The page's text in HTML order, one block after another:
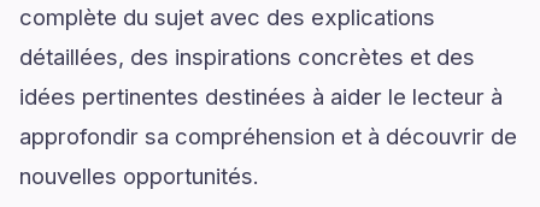
complète du sujet avec des explications
détaillées, des inspirations concrètes et des
idées pertinentes destinées à aider le lecteur à
approfondir sa compréhension et à découvrir de
nouvelles opportunités.